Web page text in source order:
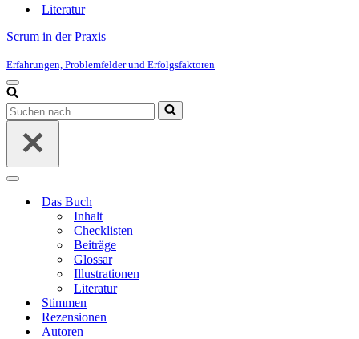
Literatur
Scrum in der Praxis
Erfahrungen, Problemfelder und Erfolgsfaktoren
Navigationsmenü
Suchen
nach …
Navigationsmenü
Das Buch
Inhalt
Checklisten
Beiträge
Glossar
Illustrationen
Literatur
Stimmen
Rezensionen
Autoren